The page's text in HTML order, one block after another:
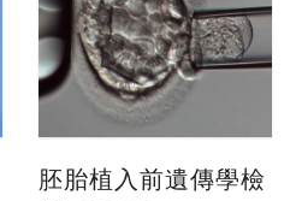
胚胎植入前遺傳學檢